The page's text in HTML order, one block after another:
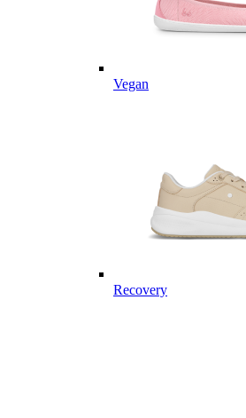
Vegan
Recovery